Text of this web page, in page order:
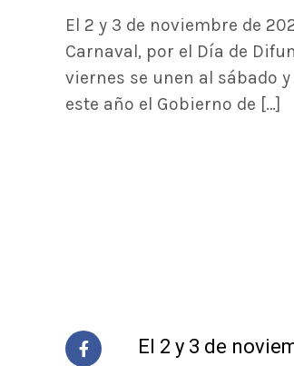
El 2 y 3 de noviembre de
Carnaval, por el Día de
viernes se unen al sábado
este año el Gobierno de […]
El 2 y 3 de